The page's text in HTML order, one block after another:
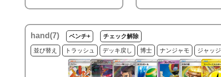
hand(7) ベンチ+ チェック解除
並び替え トラッシュ デッキ戻し 博士 ナンジャモ ジャッ